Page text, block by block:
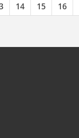
14 15 16